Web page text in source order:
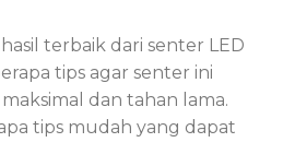
terbaik dari senter LED
tips agar senter ini
dan tahan lama.
tips mudah yang dapat